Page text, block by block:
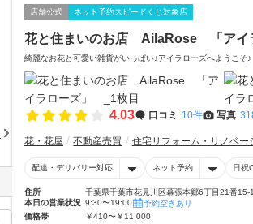
店舗公式 ネット予約スピードくじ対象店
花と住まいのお店 AilaRose 「アイ
綺麗なお花と可愛い雑貨がいっぱい♪アイラローズへようこそ♪
4.03 口コミ 10件 写真
花・花屋 不動産売買 住宅リフォーム・リノベー
配達・デリバリー対応 ネット予約 日祝
住所
千葉県千葉市花見川区幕張本郷6丁目21番15-
本日の営業状況 9:30〜19:00
予約空きあり
価格帯
￥410〜￥11,000